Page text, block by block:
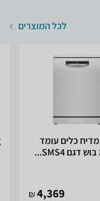
לכל המוצרים
Bosch מדיח כלים עומד
4,369
₪